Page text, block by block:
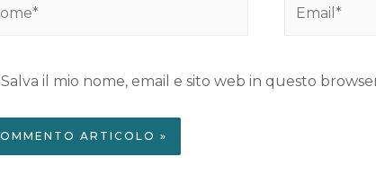
Salva il mio nome, email e sito web in questo